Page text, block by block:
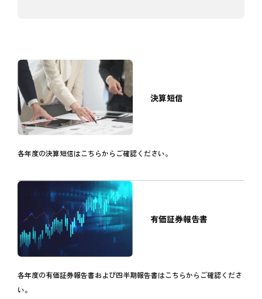
決算短信
各年度の決算短信はこちらからご確認ください。
有価証券報告書
各年度の有価証券報告書および四半期報告書はこちらからご確認くださ
い。